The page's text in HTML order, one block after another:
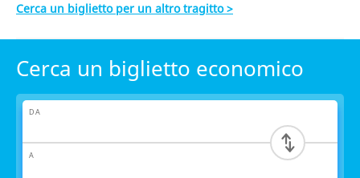
Cerca un biglietto per un altro tragitto >
Cerca un biglietto economico
DA
A